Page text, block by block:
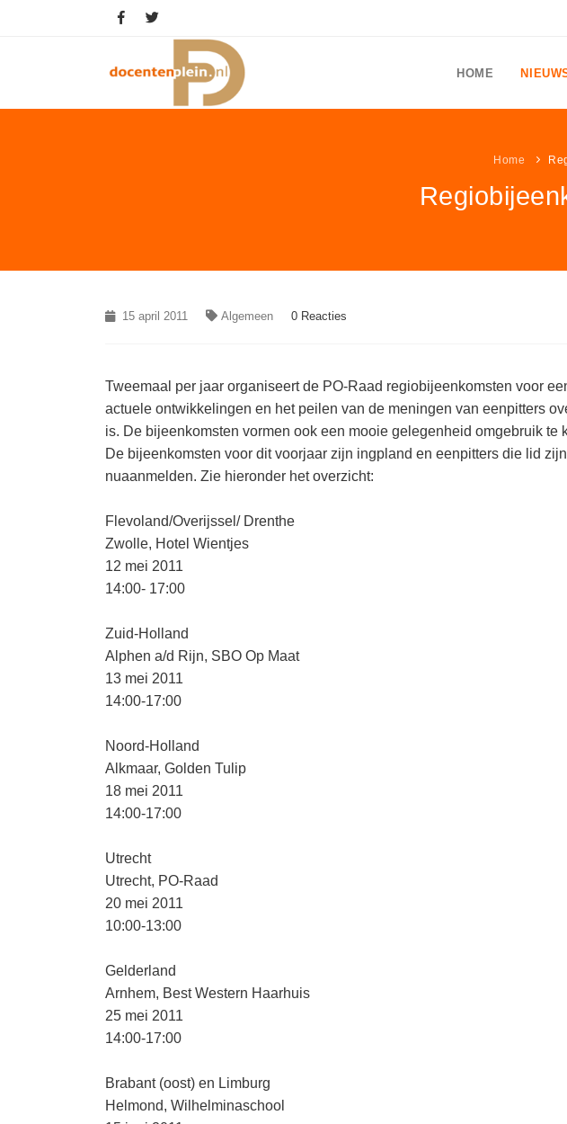
HOME
Home
15 april 2011 Algemeen 0 Reacties
Tweemaal per jaar organiseert de PO-Raad regiobijeenkomsten voor
actuele ontwikkelingen en het peilen van de meningen van eenpitters
is. De bijeenkomsten vormen ook een mooie gelegenheid omgebruik te
De bijeenkomsten voor dit voorjaar zijn ingpland en eenpitters die lid
nuaanmelden. Zie hieronder het overzicht:
Flevoland/Overijssel/ Drenthe
Zwolle, Hotel Wientjes
12 mei 2011
14:00- 17:00
Zuid-Holland
Alphen a/d Rijn, SBO Op Maat
13 mei 2011
14:00-17:00
Noord-Holland
Alkmaar, Golden Tulip
18 mei 2011
14:00-17:00
Utrecht
Utrecht, PO-Raad
20 mei 2011
10:00-13:00
Gelderland
Arnhem, Best Western Haarhuis
25 mei 2011
14:00-17:00
Brabant (oost) en Limburg
Helmond, Wilhelminaschool